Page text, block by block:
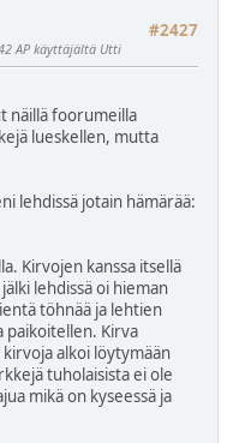
#2427
AP käyttäjältä Utti
näillä foorumeilla
lueskellen, mutta
lehdissä jotain hämärää:
Kirvojen kanssa itsellä
lehdissä oi hieman
töhnää ja lehtien
paikoitellen. Kirva
alkoi löytymään
tuholaisista ei ole
mikä on kyseessä ja